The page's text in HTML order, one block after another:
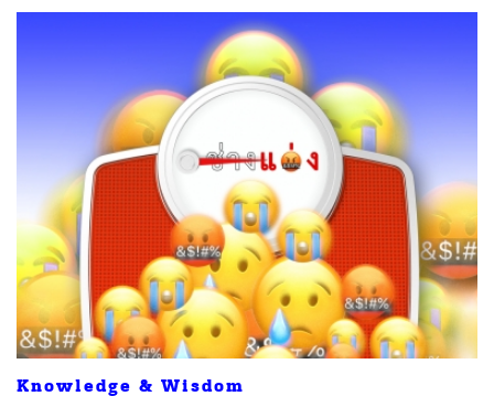
Knowledge & Wisdom
SHARE TWEET LINE EMAIL